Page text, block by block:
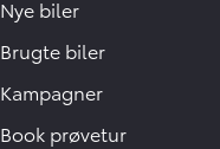
Nye biler
Brugte biler
Kampagner
Book prøvetur